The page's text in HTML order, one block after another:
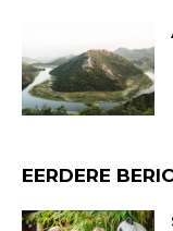
EERDERE